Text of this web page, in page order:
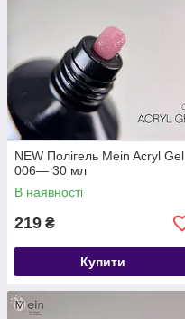
NEW Полігель Mein Acryl Gel
006— 30 мл
В наявності
219 ₴
Купити